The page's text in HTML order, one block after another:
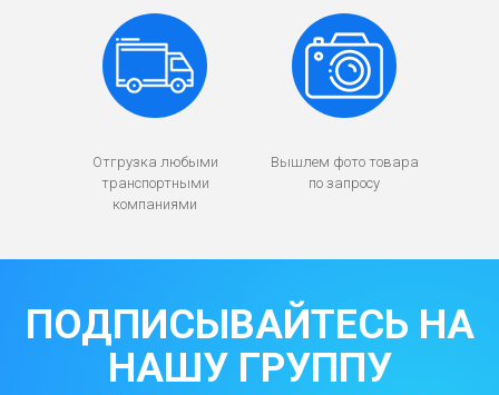
Отгрузка любыми
транспортными
компаниями
Вышлем фото товара
по запросу
ПОДПИСЫВАЙТЕСЬ НА
НАШУ ГРУППУ